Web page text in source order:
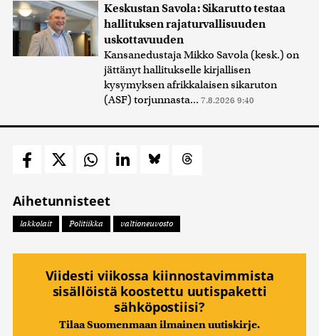
Keskustan Savola: Sikarutto testaa
hallituksen rajaturvallisuuden
uskottavuuden
Kansanedustaja Mikko Savola (kesk.) on
jättänyt hallitukselle kirjallisen
kysymyksen afrikkalaisen sikaruton
(ASF) torjunnasta... 7.8.2026 9:40
Aihetunnisteet
lakkolait Politiikka valtioneuvosto
Viidesti viikossa kiinnostavimmista
sisällöistä koostettu uutispaketti
sähköpostiisi?
Tilaa Suomenmaan ilmainen uutiskirje.